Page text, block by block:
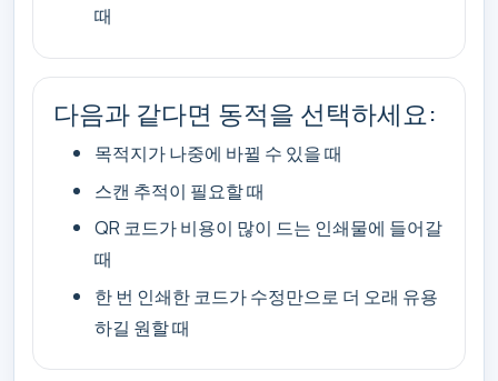
때
다음과 같다면 동적을 선택하세요:
목적지가 나중에 바뀔 수 있을 때
스캔 추적이 필요할 때
QR 코드가 비용이 많이 드는 인쇄물에 들어갈
때
한 번 인쇄한 코드가 수정만으로 더 오래 유용
하길 원할 때